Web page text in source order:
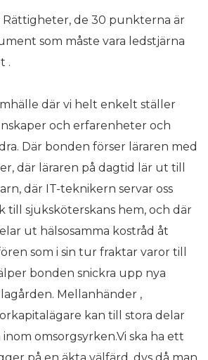
Rättigheter, de 30 punkterna är
som måste vara ledstjärna
.
där vi helt enkelt ställer
och erfarenheter och
Där bonden förser läraren med
där läraren på dagtid lär ut till
där IT-teknikern servar oss
till sjuksköterskans hem, och där
ut hälsosamma kostråd åt
som i sin tur fraktar varor till
bonden snickra upp nya
Mellanhänder ,
kan till stora delar
omsorgsyrken.Vi ska ha ett